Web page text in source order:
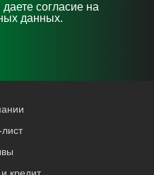
согласие на
данных.